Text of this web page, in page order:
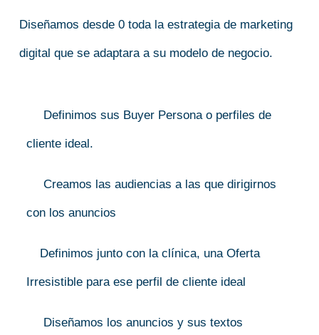
Diseñamos desde 0 toda la estrategia de marketing
digital que se adaptara a su modelo de negocio.
Definimos sus Buyer Persona o perfiles de
cliente ideal.
Creamos las audiencias a las que dirigirnos
con los anuncios
Definimos junto con la clínica, una Oferta
Irresistible para ese perfil de cliente ideal
Diseñamos los anuncios y sus textos